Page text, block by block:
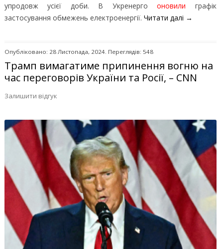
упродовж усієї доби. В Укренергооновили
графік
застосування обмежень електроенергії. Читати далі →
Опубліковано: 28 Листопада, 2024. Переглядів: 548
Трамп вимагатиме припинення вогню на
час переговорів України та Росії, – CNN
Залишити відгук